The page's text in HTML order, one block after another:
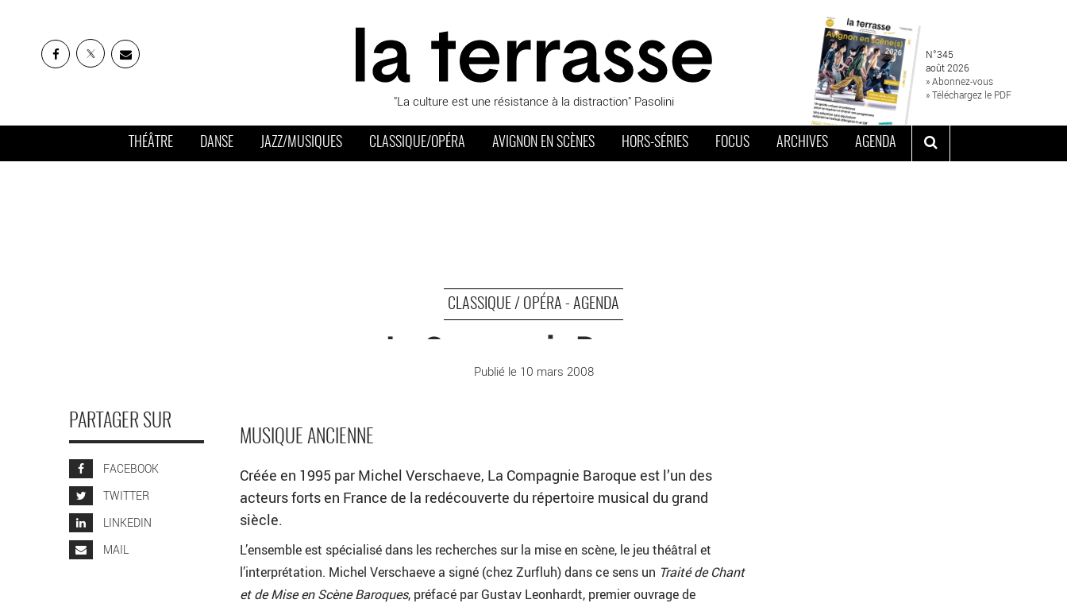
"La culture est une résistance à la distraction" Pasolini
N°345
août 2026
» Abonnez-vous
» Téléchargez le PDF
THÉÂTRE DANSE JAZZ/MUSIQUES CLASSIQUE/OPÉRA AVIGNON EN SCÈNES HORS-SÉRIES FOCUS ARCHIVES AGENDA
CLASSIQUE / OPÉRA - AGENDA
La Compagnie Baroque
Publié le 10 mars 2008
PARTAGER SUR
FACEBOOK
TWITTER
LINKEDIN
MAIL
MUSIQUE ANCIENNE
Créée en 1995 par Michel Verschaeve, La Compagnie Baroque est l’un des
acteurs forts en France de la redécouverte du répertoire musical du grand
siècle.
L’ensemble est spécialisé dans les recherches sur la mise en scène, le jeu théâtral et
l’interprétation. Michel Verschaeve a signé (chez Zurfluh) dans ce sens un Traité de Chant
et de Mise en Scène Baroques, préfacé par Gustav Leonhardt, premier ouvrage de